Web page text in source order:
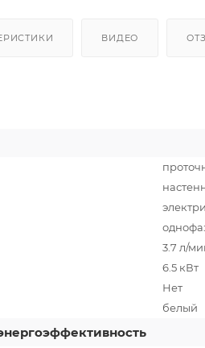
ВИДЕО
3.7 л/
6.5 кВт
Нет
белый